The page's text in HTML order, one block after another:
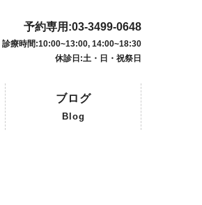
予約専用:03-3499-0648
診療時間:10:00~13:00, 14:00~18:30
休診日:土・日・祝祭日
ブログ
Blog